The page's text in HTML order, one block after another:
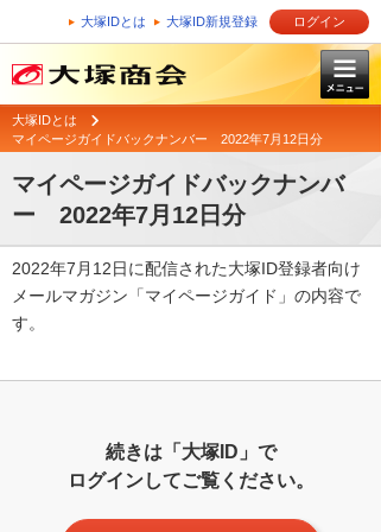
大塚IDとは 大塚ID新規登録 ログイン
大塚IDとは
マイページガイドバックナンバー 2022年7月12日分
マイページガイドバックナンバ
ー 2022年7月12日分
2022年7月12日に配信された大塚ID登録者向け
メールマガジン「マイページガイド」の内容で
す。
続きは「大塚ID」で
ログインしてご覧ください。